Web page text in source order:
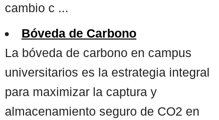
cambio c ...
Bóveda de Carbono
La bóveda de carbono en campus
universitarios es la estrategia integral
para maximizar la captura y
almacenamiento seguro de CO2 en